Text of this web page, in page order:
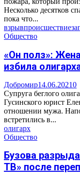
Несколько десятков
пока что...
взрывпроисшествие
Общество
«Он полз»:
избила
Добромир14.06.20210
Супруга беглого
Гусинского юрист
отношении мужа.
встретились в...
олигарх
Общество
Бузова
ТВ» после